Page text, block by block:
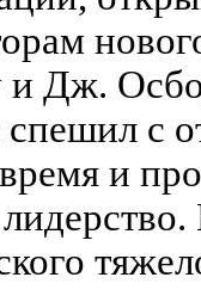
и Дж.
спешил с
и